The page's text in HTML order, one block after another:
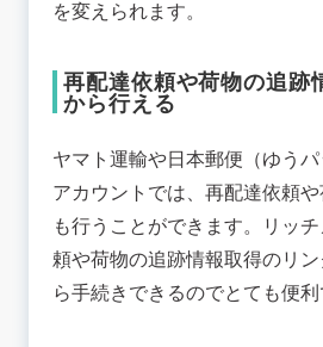
を変えられます。
再配達依頼や荷物の追跡
から行える
ヤマト運輸や日本郵便（ゆう
アカウントでは、再配達依頼
も行うことができます。リッ
頼や荷物の追跡情報取得のリ
ら手続きできるのでとても便利